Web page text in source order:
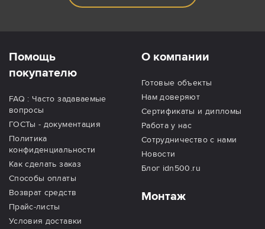
Помощь
покупателю
FAQ : Часто задаваемые
вопросы
ГОСТы - документация
Политика
конфиденциальности
Как сделать заказ
Способы оплаты
Возврат средств
Прайс-листы
Условия доставки
О компании
Готовые объекты
Нам доверяют
Сертификаты и дипломы
Работа у нас
Сотрудничество с нами
Новости
Блог idn500.ru
Монтаж